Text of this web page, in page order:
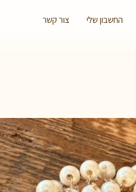
החשבון שלי צור קשר